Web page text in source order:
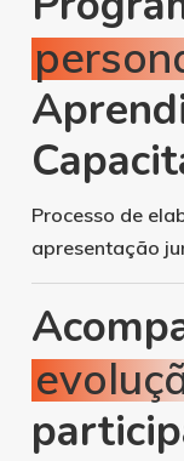
Processo de
apresentação